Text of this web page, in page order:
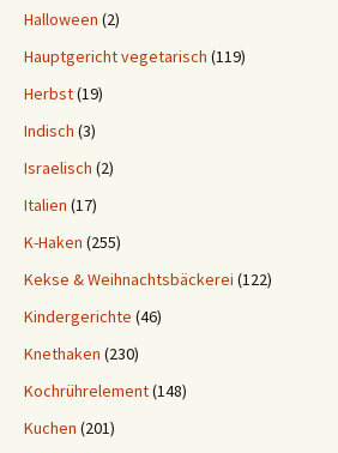
Halloween (2)
Hauptgericht vegetarisch (119)
Herbst(19)
Indisch (3)
Israelisch (2)
Italien (17)
K-Haken (255)
Kekse & Weihnachtsbäckerei (122)
Kindergerichte (46)
Knethaken (230)
Kochrührelement(148)
Kuchen (201)